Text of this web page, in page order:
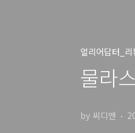
얼리어답터_
물라
by 씨디맨